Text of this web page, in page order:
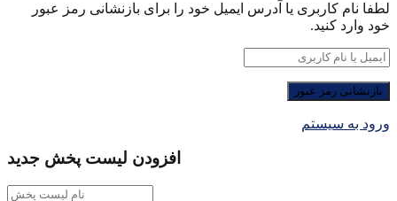
لطفا نام کاربری یا آدرس ایمیل خود را برای بازنشانی رمز عبور
خود وارد کنید.
ورود به سیستم
افزودن لیست پخش جدید